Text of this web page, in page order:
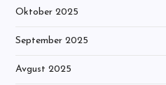
Oktober 2025
September 2025
Avgust 2025